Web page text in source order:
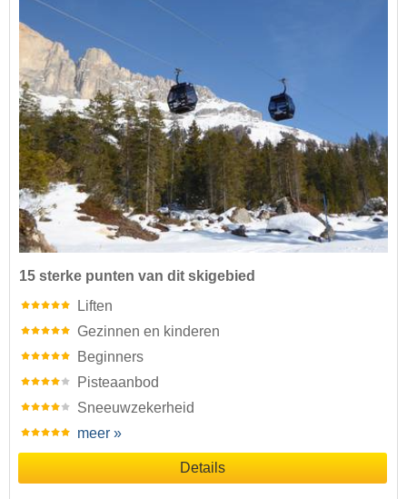
15 sterke punten van dit skigebied
Liften
Gezinnen en kinderen
Beginners
Pisteaanbod
Sneeuwzekerheid
meer »
Details